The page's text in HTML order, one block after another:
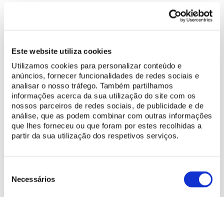
Este website utiliza cookies
Utilizamos cookies para personalizar conteúdo e
anúncios, fornecer funcionalidades de redes sociais e
analisar o nosso tráfego. Também partilhamos
informações acerca da sua utilização do site com os
nossos parceiros de redes sociais, de publicidade e de
análise, que as podem combinar com outras informações
que lhes forneceu ou que foram por estes recolhidas a
partir da sua utilização dos respetivos serviços.
Necessários